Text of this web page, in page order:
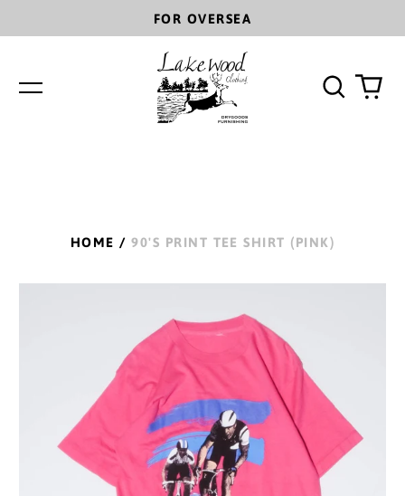
FOR OVERSEA
Menu
Search
0
HOME / 90'S PRINT TEE SHIRT (PINK)